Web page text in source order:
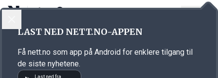
Annonsørinnhold
LAST NED NETT.NO-APPEN
Få nett.no som app på Android for enklere tilgang til
de siste nyhetene.
Last ned fra